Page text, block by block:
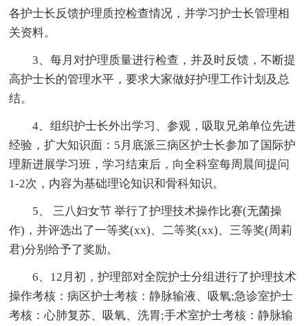
各护士长反馈护理质控检查情况，并学习护士长管理相
关资料。
3、每月对护理质量进行检查，并及时反馈，不断提
高护士长的管理水平，要求大家做好护理工作计划及总
结。
4、组织护士长外出学习、参观，吸取兄弟单位先进
经验，扩大知识面：5月底派三病区护士长参加了国际护
理新进展学习班，学习结束后，向全科室每周晨间提问
1-2次，内容为基础理论知识和骨科知识。
5、 三八妇女节 举行了护理技术操作比赛(无菌操
作)，并评选出了一等奖(xx)、二等奖(xx)、三等奖(周莉
君)分别给予了奖励。
6、12月初，护理部对全院护士分组进行了护理技术
操作考核：病区护士考核：静脉输液、吸氧;急诊室护士
考核：心肺复苏、吸氧、洗胃;手术室护士考核：静脉输